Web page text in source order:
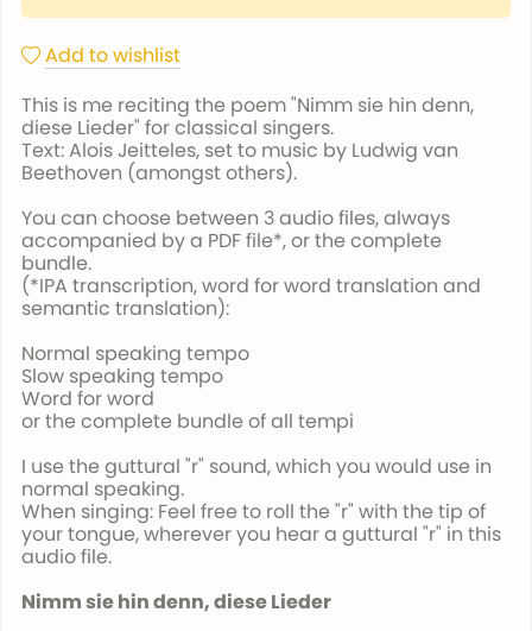
Add to wishlist
This is me reciting the poem "Nimm sie hin denn,
diese Lieder" for classical singers.
Text: Alois Jeitteles, set to music by Ludwig van
Beethoven (amongst others).
You can choose between 3 audio files, always
accompanied by a PDF file*, or the complete
bundle.
(*IPA transcription, word for word translation and
semantic translation):
Normal speaking tempo
Slow speaking tempo
Word for word
or the complete bundle of all tempi
I use the guttural "r" sound, which you would use in
normal speaking.
When singing: Feel free to roll the "r" with the tip of
your tongue, wherever you hear a guttural "r" in this
audio file.
Nimm sie hin denn, diese Lieder